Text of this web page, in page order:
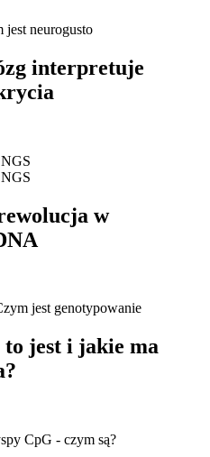
interpretuje
w
to jest i jakie ma